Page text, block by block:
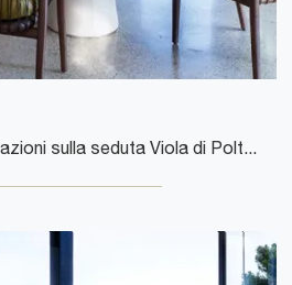
Clicca e ottieni informazioni sulla seduta Viola di Poltrona Frau in legno: le più belle Sedie fisse moderne ti attendono.